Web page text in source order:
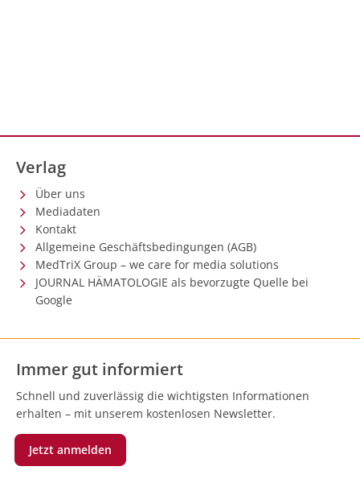
Verlag
Über uns
Mediadaten
Kontakt
Allgemeine Geschäftsbedingungen (AGB)
MedTriX Group – we care for media solutions
JOURNAL HÄMATOLOGIE als bevorzugte Quelle bei
Google
Immer gut informiert
Schnell und zuverlässig die wichtigsten Informationen
erhalten – mit unserem kostenlosen Newsletter.
Jetzt anmelden